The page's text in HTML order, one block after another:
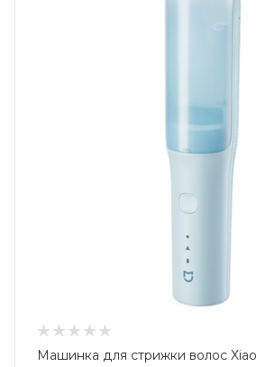
Машинка для стрижки волос